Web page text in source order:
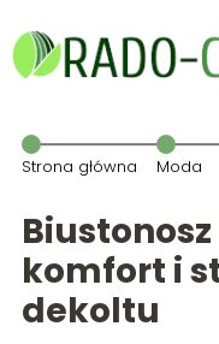
Strona główna Moda
komfort i
dekoltu